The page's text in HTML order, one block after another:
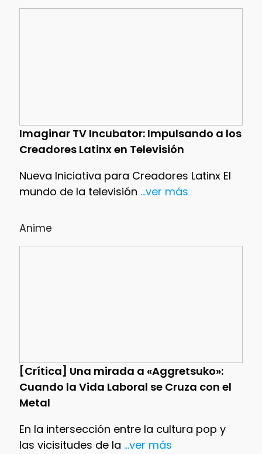
Imaginar TV Incubator: Impulsando a los
Creadores Latinx en Televisión
Nueva Iniciativa para Creadores Latinx El
mundo de la televisión ...ver más
Anime
[Crítica] Una mirada a «Aggretsuko»:
Cuando la Vida Laboral se Cruza con el
Metal
En la intersección entre la cultura pop y
las vicisitudes de la ...ver más